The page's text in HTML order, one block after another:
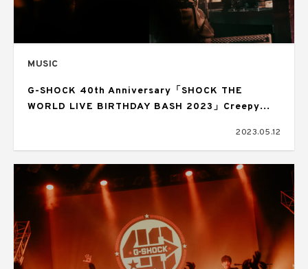
MUSIC
G-SHOCK 40th Anniversary「SHOCK THE
WORLD LIVE BIRTHDAY BASH 2023」Creepy
2023.05.12